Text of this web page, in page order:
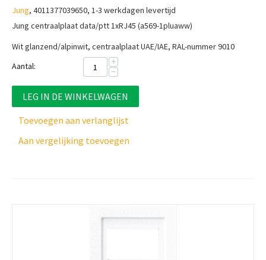
Jung, 4011377039650, 1-3 werkdagen levertijd
Jung centraalplaat data/ptt 1xRJ45 (a569-1pluaww)
Wit glanzend/alpinwit, centraalplaatUAE/IAE, RAL-nummer 9010
Aantal:
+
−
LEG IN DE WINKELWAGEN
Toevoegen aan verlanglijst
Aan vergelijking toevoegen